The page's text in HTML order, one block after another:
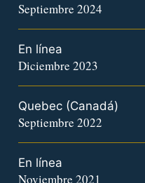
Septiembre 2024
En línea
Diciembre 2023
Quebec (Canadá)
Septiembre 2022
En línea
Noviembre 2021